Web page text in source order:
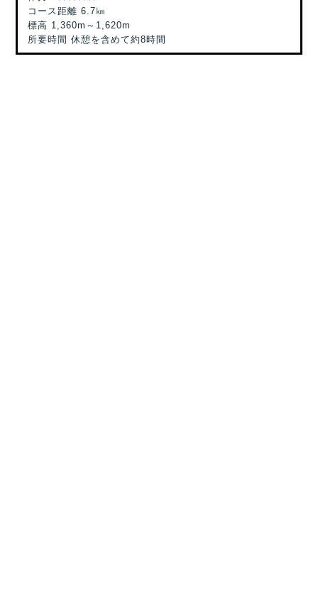
コース距離 6.7㎞
標高 1,360m～1,620m
所要時間 休憩を含めて約8時間